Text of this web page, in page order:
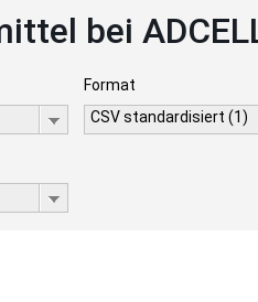
bei
Format
CSV standardisiert (1)